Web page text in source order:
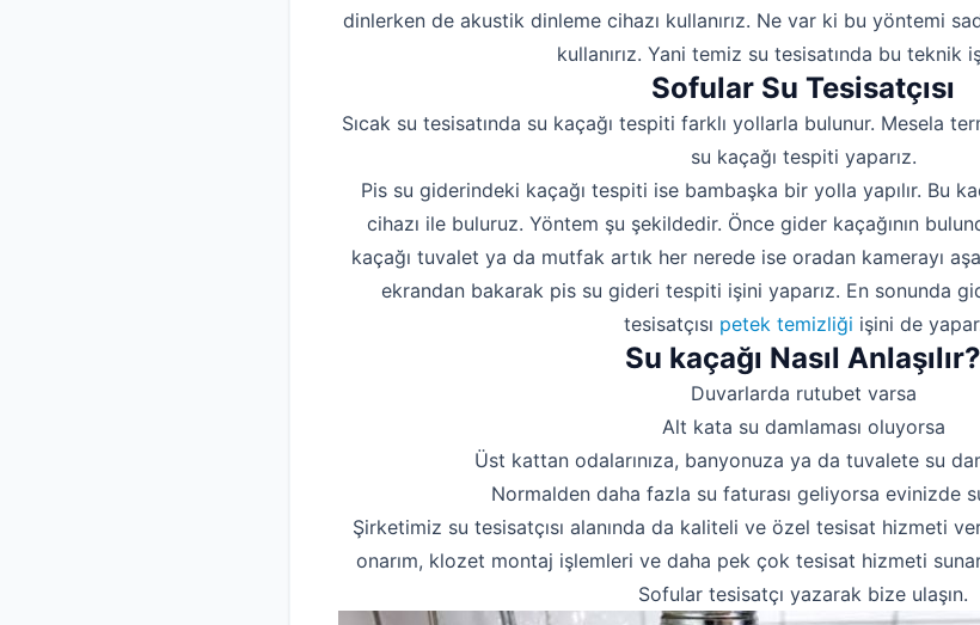
dinlerken de akustik dinleme cihazı kullanırız. Ne var ki bu yöntemi
kullanırız. Yani temiz su tesisatında bu teknik
Sofular Su Tesisatçısı
Sıcak su tesisatında su kaçağı tespiti farklı yollarla bulunur. Mesela
su kaçağı tespiti yaparız.
Pis su giderindeki kaçağı tespiti ise bambaşka bir yolla yapılır. Bu
cihazı ile buluruz. Yöntem şu şekildedir. Önce gider kaçağının
kaçağı tuvalet ya da mutfak artık her nerede ise oradan kamerayı
ekrandan bakarak pis su gideri tespiti işini yaparız. En sonunda
tesisatçısı petek temizliği işini de
Su kaçağı Nasıl Anlaşılır?
Duvarlarda rutubet varsa
Alt kata su damlaması oluyorsa
Üst kattan odalarınıza, banyonuza ya da tuvalete su
Normalden daha fazla su faturası geliyorsa evinizde
Şirketimiz su tesisatçısı alanında da kaliteli ve özel tesisat hizmeti
onarım, klozet montaj işlemleri ve daha pek çok tesisat hizmeti
Sofular tesisatçı yazarak bize ulaşın.